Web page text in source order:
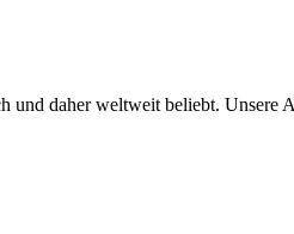
daher weltweit beliebt.